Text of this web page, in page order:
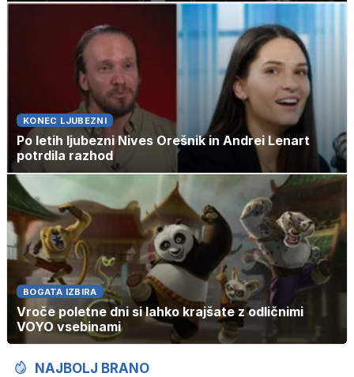
KONEC LJUBEZNI
Po letih ljubezni Nives Orešnik in Andrei Lenart
potrdila razhod
BOGATA IZBIRA
Vroče poletne dni si lahko krajšate z odličnimi
VOYO vsebinami
NAJBOLJ BRANO